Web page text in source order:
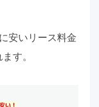
安いリース料金
す。